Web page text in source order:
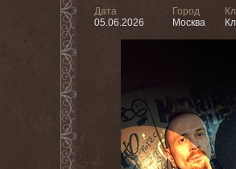
Дата
05.06.2026
Город
Москва